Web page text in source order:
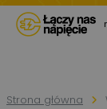
Strona główna